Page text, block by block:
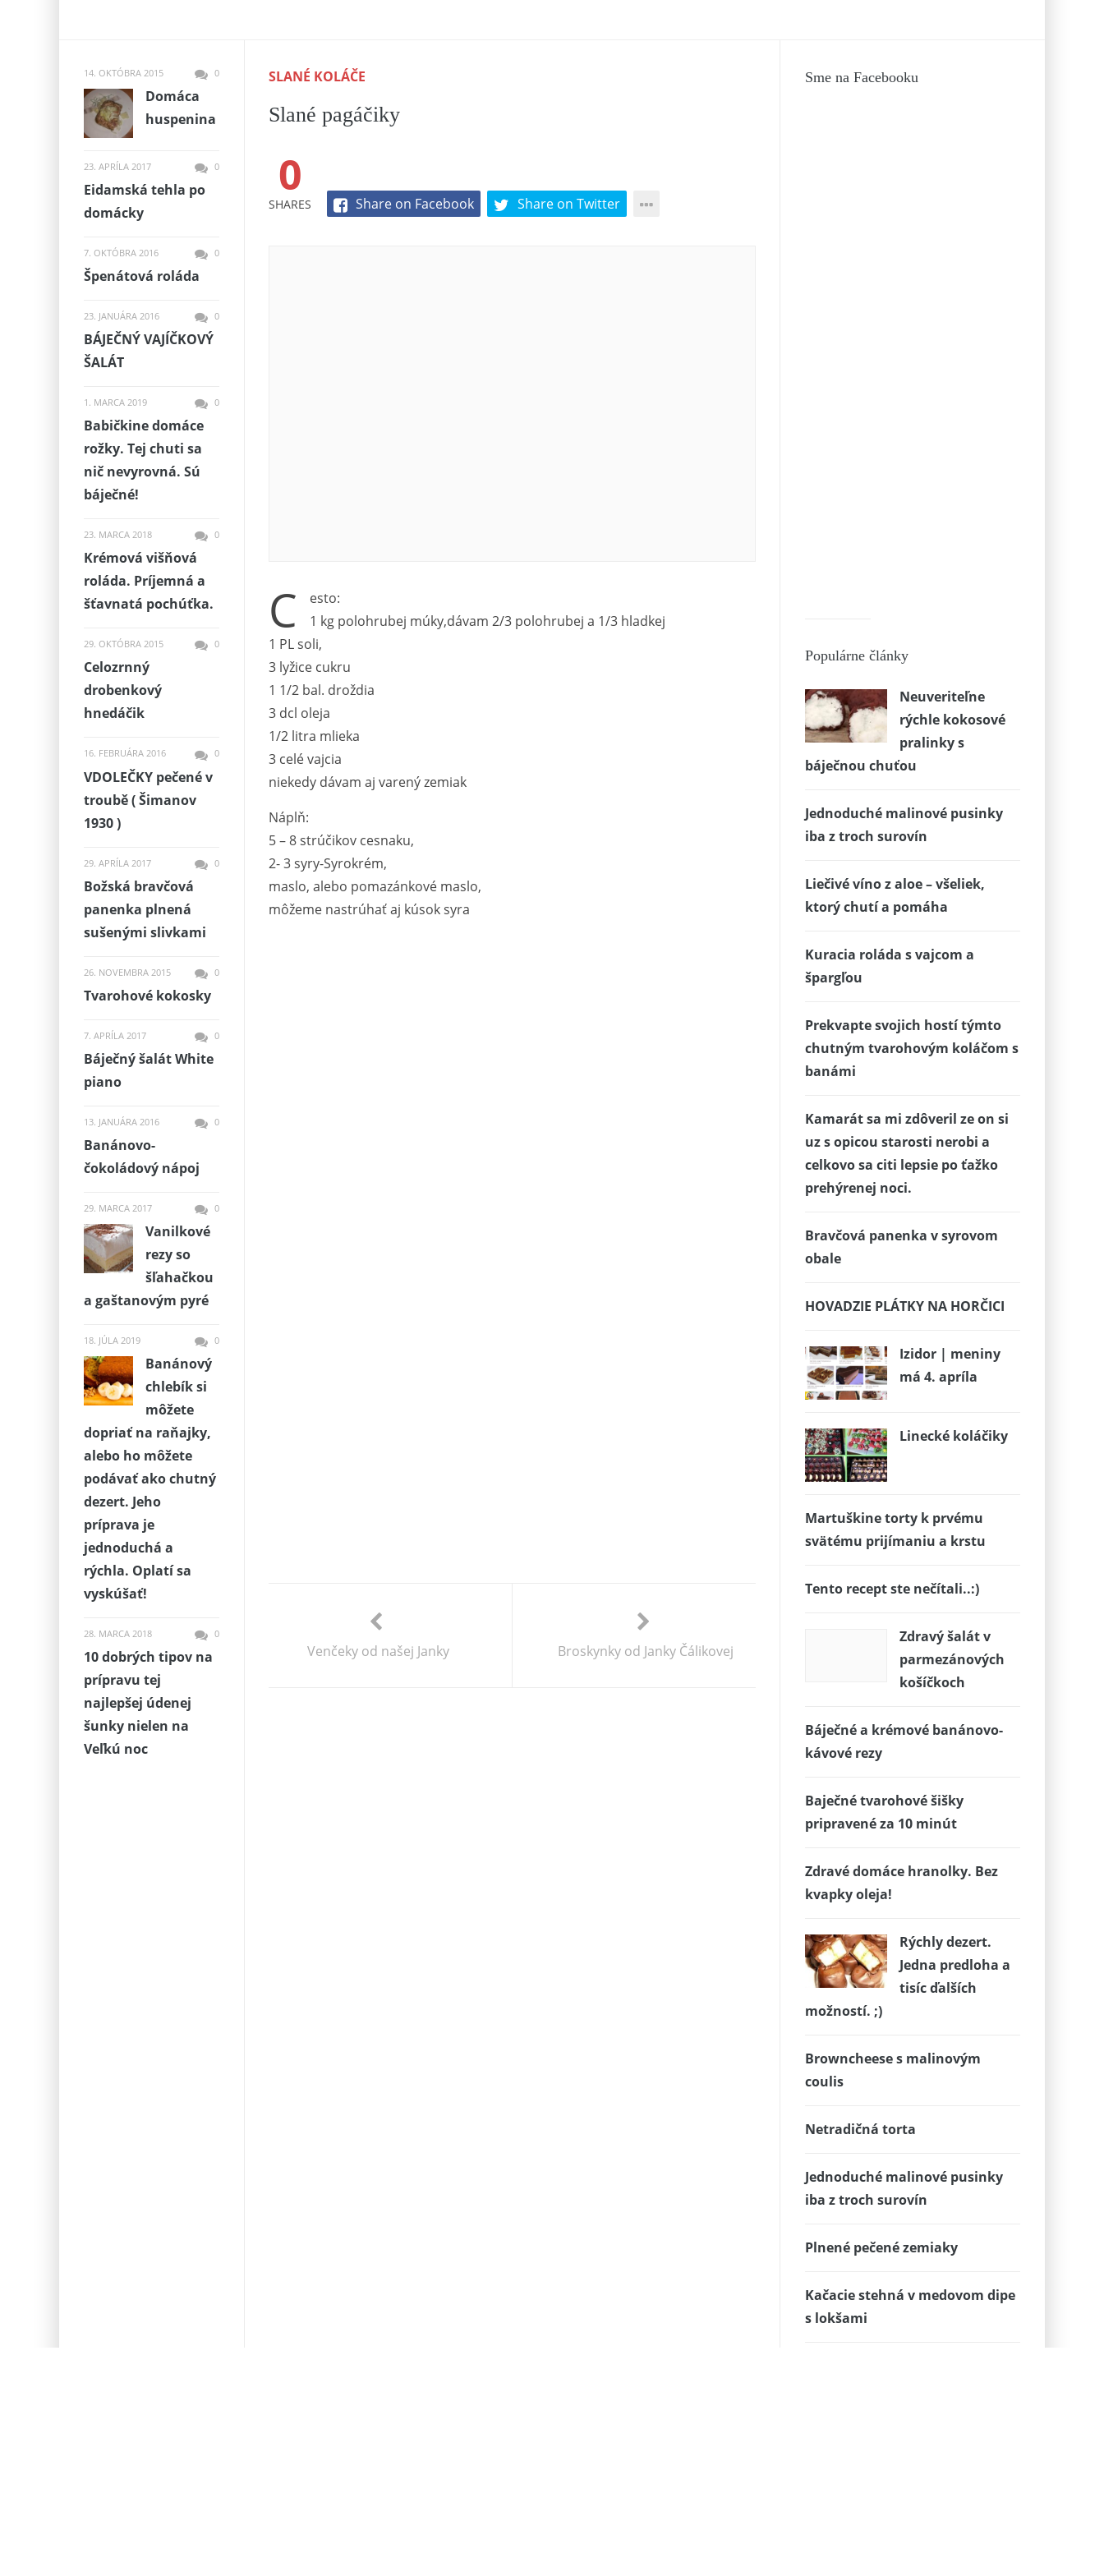
SLANÉ KOLÁČE
Slané pagáčiky
0
SHARES Share on Facebook Share on Twitter
C
esto:
1 kg polohrubej múky,dávam 2/3 polohrubej a 1/3 hladkej
1 PL soli,
3 lyžice cukru
1 1/2 bal. droždia
3 dcl oleja
1/2 litra mlieka
3 celé vajcia
niekedy dávam aj varený zemiak
Náplň:
5 – 8 strúčikov cesnaku,
2- 3 syry-Syrokrém,
maslo, alebo pomazánkové maslo,
môžeme nastrúhať aj kúsok syra
Venčeky od našej Janky Broskynky od Janky Čálikovej
Sme na Facebooku
Populárne články
Neuveriteľne
rýchle kokosové
pralinky s
báječnou chuťou
Jednoduché malinové pusinky
iba z troch surovín
Liečivé víno z aloe – všeliek,
ktorý chutí a pomáha
Kuracia roláda s vajcom a
špargľou
Prekvapte svojich hostí týmto
chutným tvarohovým koláčom s
banámi
Kamarát sa mi zdôveril ze on si
uz s opicou starosti nerobi a
celkovo sa citi lepsie po ťažko
prehýrenej noci.
Bravčová panenka v syrovom
obale
HOVADZIE PLÁTKY NA HORČICI
Izidor | meniny
má 4. apríla
Linecké koláčiky
Martuškine torty k prvému
svätému prijímaniu a krstu
Tento recept ste nečítali..:)
Zdravý šalát v
parmezánových
košíčkoch
Báječné a krémové banánovo-
kávové rezy
Baječné tvarohové šišky
pripravené za 10 minút
Zdravé domáce hranolky. Bez
kvapky oleja!
Rýchly dezert.
Jedna predloha a
tisíc ďalších
možností. ;)
Browncheese s malinovým
coulis
Netradičná torta
Jednoduché malinové pusinky
iba z troch surovín
Plnené pečené zemiaky
Kačacie stehná v medovom dipe
s lokšami
14. OKTÓBRA 2015 0
Domáca
huspenina
23. APRÍLA 2017 0
Eidamská tehla po
domácky
7. OKTÓBRA 2016 0
Špenátová roláda
23. JANUÁRA 2016 0
BÁJEČNÝ VAJÍČKOVÝ
ŠALÁT
1. MARCA 2019 0
Babičkine domáce
rožky. Tej chuti sa
nič nevyrovná. Sú
báječné!
23. MARCA 2018 0
Krémová višňová
roláda. Príjemná a
šťavnatá pochúťka.
29. OKTÓBRA 2015 0
Celozrnný
drobenkový
hnedáčik
16. FEBRUÁRA 2016 0
VDOLEČKY pečené v
troubě ( Šimanov
1930 )
29. APRÍLA 2017 0
Božská bravčová
panenka plnená
sušenými slivkami
26. NOVEMBRA 2015 0
Tvarohové kokosky
7. APRÍLA 2017 0
Báječný šalát White
piano
13. JANUÁRA 2016 0
Banánovo-
čokoládový nápoj
29. MARCA 2017 0
Vanilkové
rezy so
šľahačkou
a gaštanovým pyré
18. JÚLA 2019 0
Banánový
chlebík si
môžete
dopriať na raňajky,
alebo ho môžete
podávať ako chutný
dezert. Jeho
príprava je
jednoduchá a
rýchla. Oplatí sa
vyskúšať!
28. MARCA 2018 0
10 dobrých tipov na
prípravu tej
najlepšej údenej
šunky nielen na
Veľkú noc